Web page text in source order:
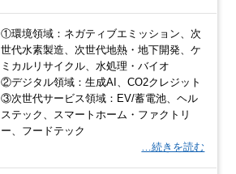
①環境領域：ネガティブエミッション、次
世代水素製造、次世代地熱・地下開発、ケ
ミカルリサイクル、水処理・バイオ
②デジタル領域：生成AI、CO2クレジット
③次世代サービス領域：EV/蓄電池、ヘル
ステック、スマートホーム・ファクトリ
ー、フードテック
…続きを読む